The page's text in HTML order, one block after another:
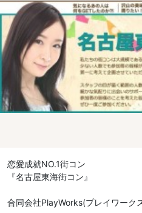
恋愛成就NO.1街コン
『名古屋東海街コン』
合同会社PlayWorks(プレイワーク